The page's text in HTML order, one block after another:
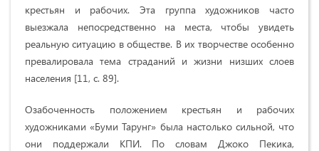
крестьян и рабочих. Эта группа художников часто
выезжала непосредственно на места, чтобы увидеть
реальную ситуацию в обществе. В их творчестве особенно
превалировала тема страданий и жизни низших слоев
населения [11, c. 89].
Озабоченность положением крестьян и рабочих
художниками «Буми Тарунг» была настолько сильной, что
они поддержали КПИ. По словам Джоко Пекика,